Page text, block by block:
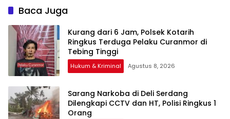
Baca Juga
Kurang dari 6 Jam, Polsek Kotarih
Ringkus Terduga Pelaku Curanmor di
Tebing Tinggi
Hukum & Kriminal Agustus 8, 2026
Sarang Narkoba di Deli Serdang
Dilengkapi CCTV dan HT, Polisi Ringkus 1
Orang